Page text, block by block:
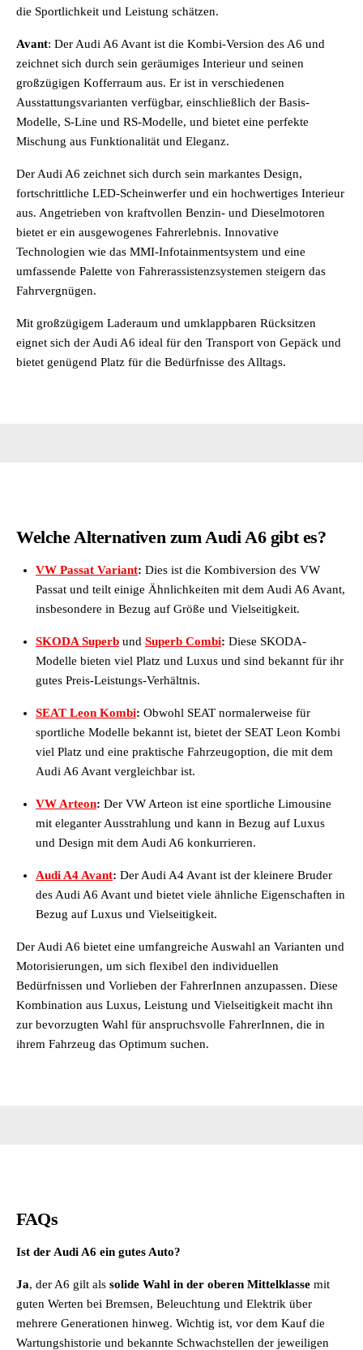
die Sportlichkeit und Leistung schätzen.
Avant: Der Audi A6 Avant ist die Kombi-Version des A6 und
zeichnet sich durch sein geräumiges Interieur und seinen
großzügigen Kofferraum aus. Er ist in verschiedenen
Ausstattungsvarianten verfügbar, einschließlich der Basis-
Modelle, S-Line und RS-Modelle, und bietet eine perfekte
Mischung aus Funktionalität und Eleganz.
Der Audi A6 zeichnet sich durch sein markantes Design,
fortschrittliche LED-Scheinwerfer und ein hochwertiges Interieur
aus. Angetrieben von kraftvollen Benzin- und Dieselmotoren
bietet er ein ausgewogenes Fahrerlebnis. Innovative
Technologien wie das MMI-Infotainmentsystem und eine
umfassende Palette von Fahrerassistenzsystemen steigern das
Fahrvergnügen.
Mit großzügigem Laderaum und umklappbaren Rücksitzen
eignet sich der Audi A6 ideal für den Transport von Gepäck und
bietet genügend Platz für die Bedürfnisse des Alltags.
Welche Alternativen zum Audi A6 gibt es?
VW Passat Variant: Dies ist die Kombiversion des VW
Passat und teilt einige Ähnlichkeiten mit dem Audi A6 Avant,
insbesondere in Bezug auf Größe und Vielseitigkeit.
SKODA Superb und Superb Combi: Diese SKODA-
Modelle bieten viel Platz und Luxus und sind bekannt für ihr
gutes Preis-Leistungs-Verhältnis.
SEAT Leon Kombi: Obwohl SEAT normalerweise für
sportliche Modelle bekannt ist, bietet der SEAT Leon Kombi
viel Platz und eine praktische Fahrzeugoption, die mit dem
Audi A6 Avant vergleichbar ist.
VW Arteon: Der VW Arteon ist eine sportliche Limousine
mit eleganter Ausstrahlung und kann in Bezug auf Luxus
und Design mit dem Audi A6 konkurrieren.
Audi A4 Avant: Der Audi A4 Avant ist der kleinere Bruder
des Audi A6 Avant und bietet viele ähnliche Eigenschaften in
Bezug auf Luxus und Vielseitigkeit.
Der Audi A6 bietet eine umfangreiche Auswahl an Varianten und
Motorisierungen, um sich flexibel den individuellen
Bedürfnissen und Vorlieben der FahrerInnen anzupassen. Diese
Kombination aus Luxus, Leistung und Vielseitigkeit macht ihn
zur bevorzugten Wahl für anspruchsvolle FahrerInnen, die in
ihrem Fahrzeug das Optimum suchen.
FAQs
Ist der Audi A6 ein gutes Auto?
Ja, der A6 gilt als solide Wahl in der oberen Mittelklasse mit
guten Werten bei Bremsen, Beleuchtung und Elektrik über
mehrere Generationen hinweg. Wichtig ist, vor dem Kauf die
Wartungshistorie und bekannte Schwachstellen der jeweiligen